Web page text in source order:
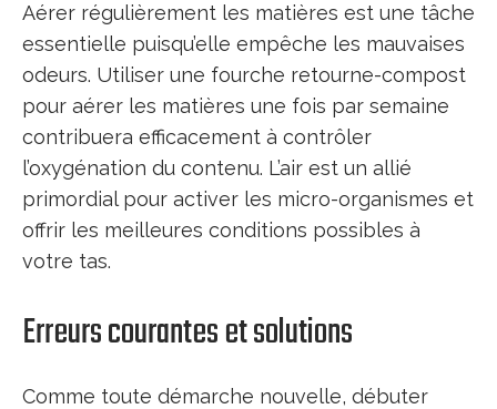
Aérer régulièrement les matières est une tâche
essentielle puisqu’elle empêche les mauvaises
odeurs. Utiliser une fourche retourne-compost
pour aérer les matières une fois par semaine
contribuera efficacement à contrôler
l’oxygénation du contenu. L’air est un allié
primordial pour activer les micro-organismes et
offrir les meilleures conditions possibles à
votre tas.
Erreurs courantes et solutions
Comme toute démarche nouvelle, débuter